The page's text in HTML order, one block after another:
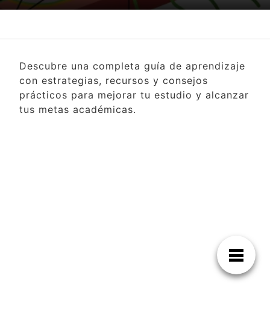
Descubre una completa guía de aprendizaje
con estrategias, recursos y consejos
prácticos para mejorar tu estudio y alcanzar
tus metas académicas.